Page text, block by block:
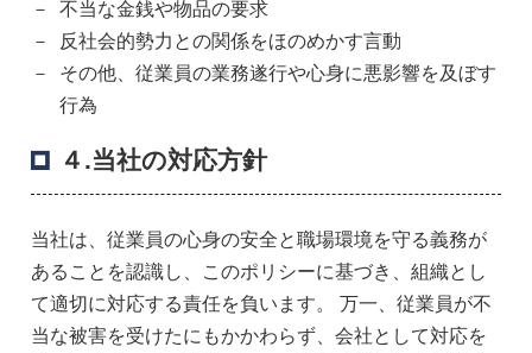
不当な金銭や物品の要求
反社会的勢力との関係をほのめかす言動
その他、従業員の業務遂行や心身に悪影響を及ぼす
行為
４.当社の対応方針
当社は、従業員の心身の安全と職場環境を守る義務が
あることを認識し、このポリシーに基づき、組織とし
て適切に対応する責任を負います。 万一、従業員が不
当な被害を受けたにもかかわらず、会社として対応を